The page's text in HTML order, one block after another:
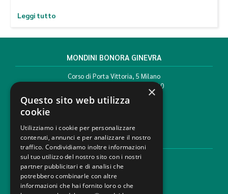
Leggi tutto
MONDINI BONORA GINEVRA
Corso di Porta Vittoria, 5 Milano
T. +39 02 777351 F. +39 02 784510
info@mbg.legal
AREE LEGALI
Aree di Competenza
Settori
Studio legale
Contatti
×
Questo sito web utilizza
cookie
Utilizziamo i cookie per personalizzare
contenuti, annunci e per analizzare il nostro
traffico. Condividiamo inoltre informazioni
sul tuo utilizzo del nostro sito con i nostri
partner pubblicitari e di analisi che
potrebbero combinarle con altre
informazioni che hai fornito loro o che